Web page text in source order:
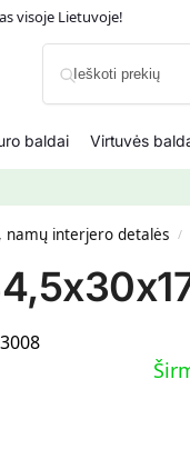
visoje Lietuvoje!
baldai Virtuvės
namų interjero detalės /